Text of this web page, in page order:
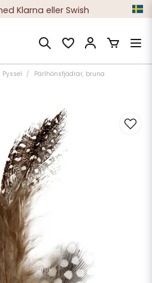
Klarna eller Swish
nöjda kunder
Pyssel Pärlhönsfjädrar, bruna